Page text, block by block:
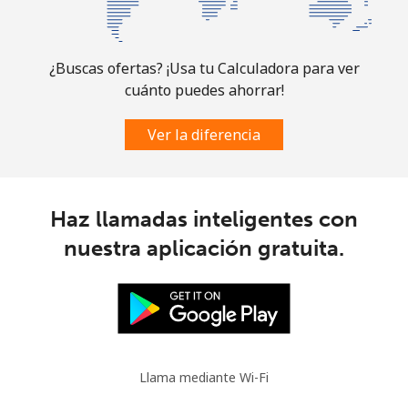
¿Buscas ofertas? ¡Usa tu Calculadora para ver
cuánto puedes ahorrar!
Ver la diferencia
Haz llamadas inteligentes con
nuestra aplicación gratuita.
Llama mediante Wi-Fi